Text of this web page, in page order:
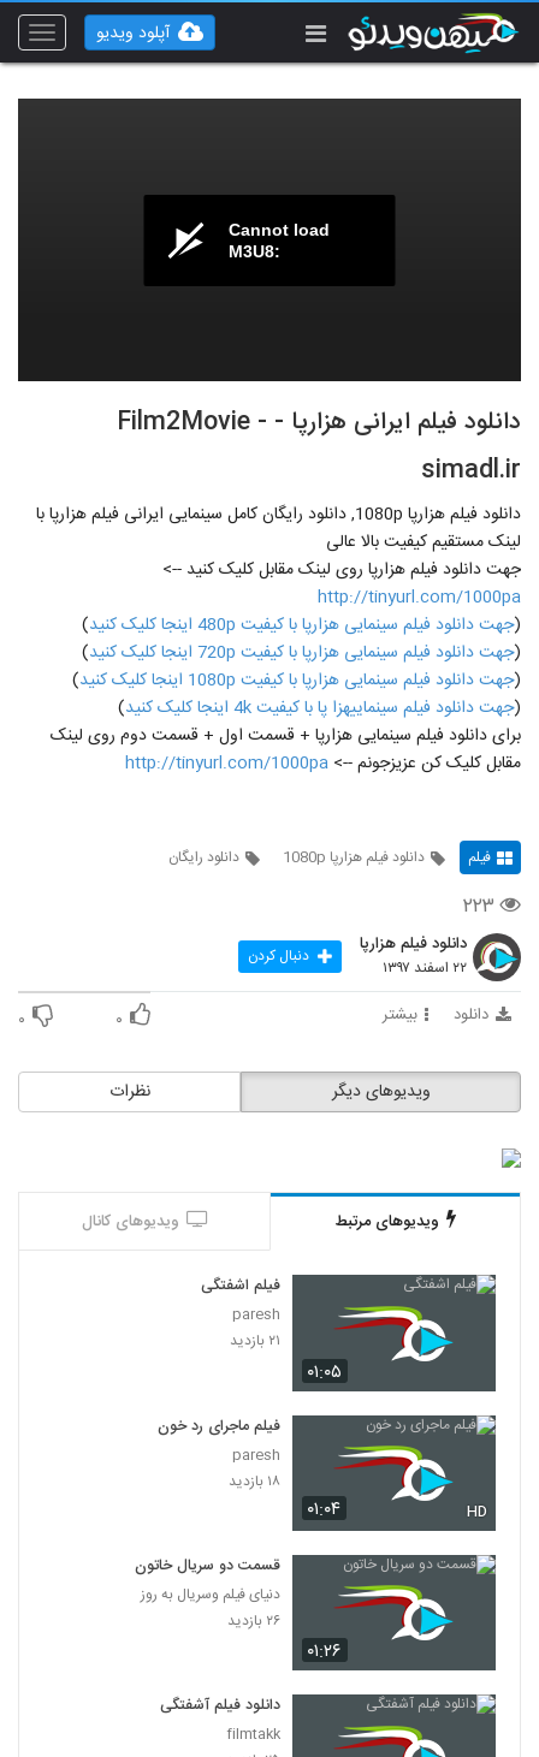
Toggle
آپلود ویدیو
Cannot load
M3U8:
دانلود فیلم ایرانی هزارپا - Film2Movie -
simadl.ir
دانلود فیلم هزارپا 1080p, دانلود رایگان کامل سینمایی ایرانی فیلم هزارپا با
لینک مستقیم کیفیت بالا عالی
جهت دانلود فیلم هزارپا روی لینک مقابل کلیک کنید -->
http://tinyurl.com/1000pa
(جهت دانلود فیلم سینمایی هزارپا با کیفیت 480p اینجا کلیک کنید
)
(جهت دانلود فیلم سینمایی هزارپا با کیفیت 720p اینجا کلیک کنید
)
(جهت دانلود فیلم سینمایی هزارپا با کیفیت 1080p اینجا کلیک کنید
)
(جهت دانلود فیلم سینماییهزا پا با کیفیت 4k اینجا کلیک کنید
)
برای دانلود فیلم سینمایی هزارپا + قسمت اول + قسمت دوم روی لینک
مقابل کلیک کن عزیزجونم --> http://tinyurl.com/1000pa
فیلم دانلود فیلم هزارپا 1080p دانلود رایگان
۲۲۳
دانلود فیلم هزارپا
۲۲ اسفند ۱۳۹۷ دنبال کردن
دانلود بیشتر ۰ ۰
نظرات ویدیوهای دیگر
ویدیوهای مرتبط ویدیوهای کانال
۰۱:۰۵
فیلم اشفتگی
paresh
۲۱ بازدید
۰۱:۰۴ HD
فیلم ماجرای رد خون
paresh
۱۸ بازدید
۰۱:۲۶
قسمت دو سریال خاتون
دنیای فیلم وسریال به روز
۲۶ بازدید
دانلود فیلم آشفتگی
filmtakk